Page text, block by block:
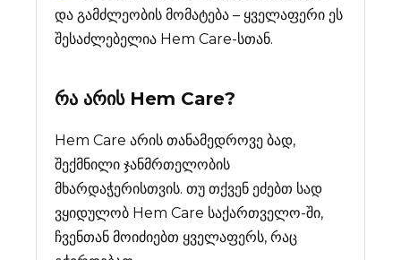
და გამძლეობის მომატება – ყველაფერი ეს
შესაძლებელია Hem Care-სთან.
რა არის Hem Care?
Hem Care არის თანამედროვე ბად,
შექმნილი ჯანმრთელობის
მხარდაჭერისთვის. თუ თქვენ ეძებთ სად
ვყიდულობ Hem Care საქართველო-ში,
ჩვენთან მოიძიებთ ყველაფერს, რაც